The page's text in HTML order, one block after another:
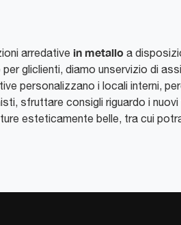
arredative in metallo a
gliclienti, diamo unservizio di
personalizzano i locali interni,
sfruttare consigli riguardo i nuovi
esteticamente belle, tra cui